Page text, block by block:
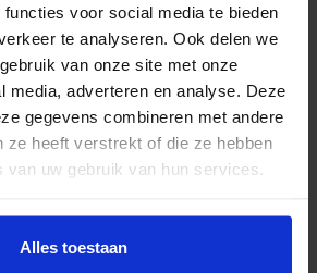
voor social media te bieden
te analyseren. Ook delen we
van onze site met onze
media, adverteren en analyse. Deze
gegevens combineren met andere
ze heeft verstrekt of die ze hebben
uw gebruik van hun services.
Alles toestaan